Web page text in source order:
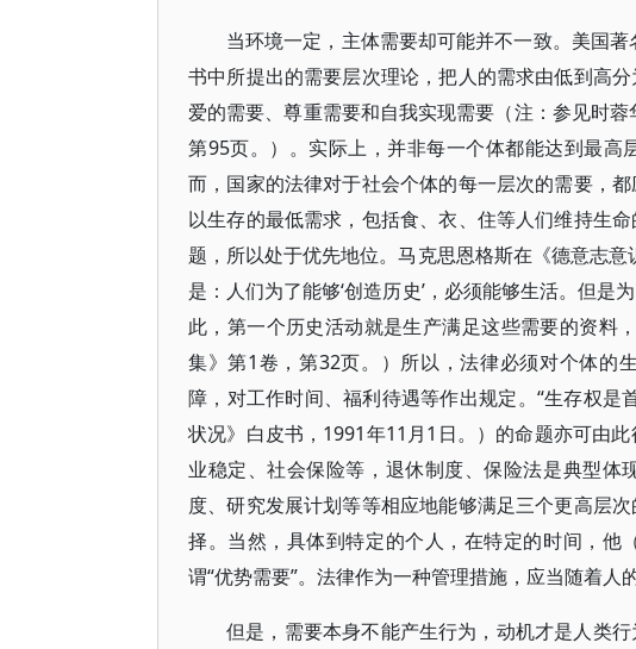
当环境一定，主体需要却可能并不一致。美国
书中所提出的需要层次理论，把人的需求由低到高
爱的需要、尊重需要和自我实现需要（注：参见时
第95页。）。实际上，并非每一个体都能达到最
而，国家的法律对于社会个体的每一层次的需要，
以生存的最低需求，包括食、衣、住等人们维持生
题，所以处于优先地位。马克思恩格斯在《德意志
是：人们为了能够‘创造历史’，必须能够生活。但
此，第一个历史活动就是生产满足这些需要的资料
集》第1卷，第32页。）所以，法律必须对个体的
障，对工作时间、福利待遇等作出规定。“生存权是
状况》白皮书，1991年11月1日。）的命题亦可由
业稳定、社会保险等，退休制度、保险法是典型
度、研究发展计划等等相应地能够满足三个更高层
择。当然，具体到特定的个人，在特定的时间，
谓“优势需要”。法律作为一种管理措施，应当随着人
但是，需要本身不能产生行为，动机才是人类